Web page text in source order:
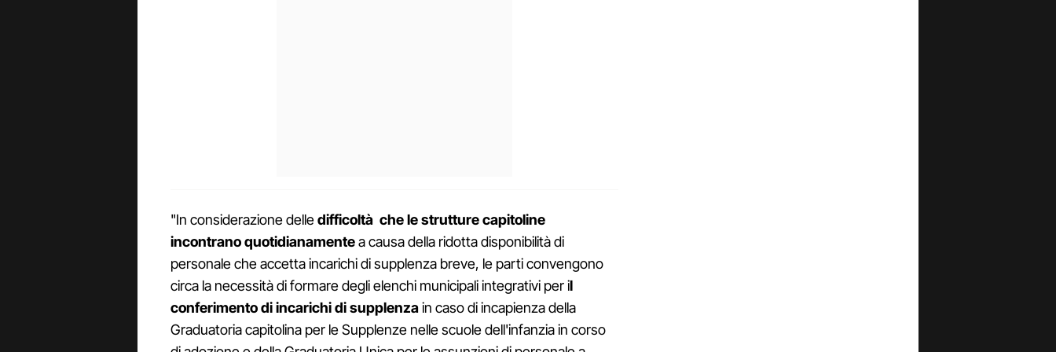
"In considerazione delledifficoltà che le strutture capitoline
incontrano quotidianamentea causa della ridotta disponibilità di
personale che accetta incarichi di supplenza breve, le parti convengono
circa la necessità di formare degli elenchi municipali integrativi per il
conferimento di incarichi di supplenzain caso di incapienza della
Graduatoria capitolina per le Supplenze nelle scuole dell'infanzia in corso